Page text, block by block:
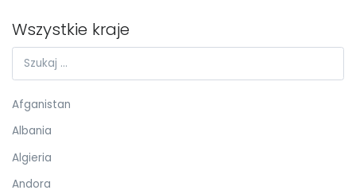
Wszystkie kraje
Afganistan
Albania
Algieria
Andora